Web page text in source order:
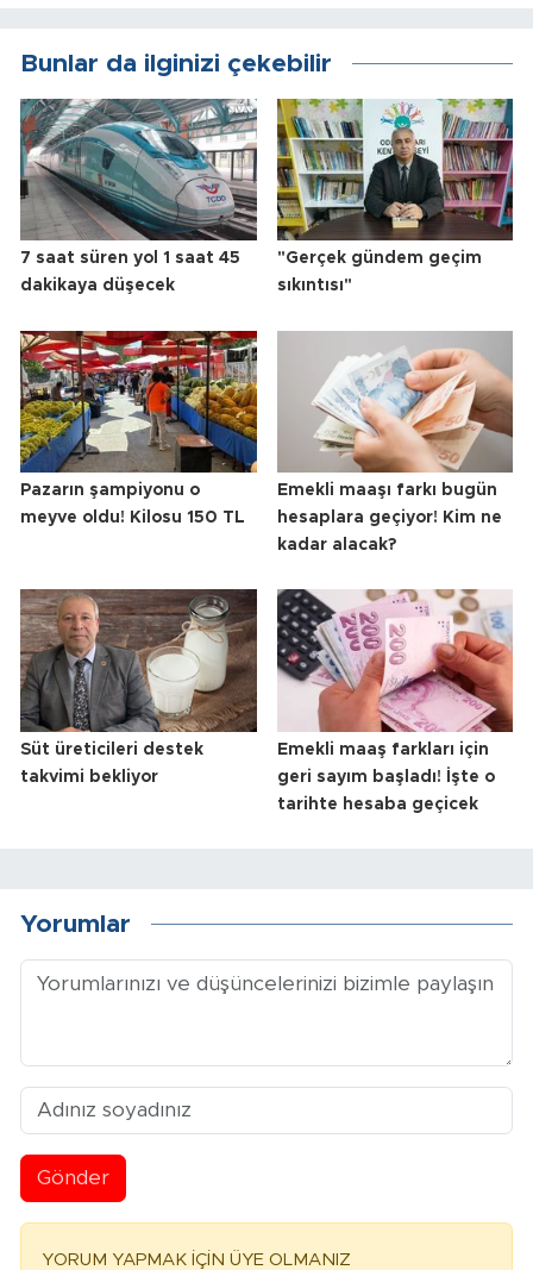
Bunlar da ilginizi çekebilir
7 saat süren yol 1 saat 45
dakikaya düşecek
"Gerçek gündem geçim
sıkıntısı"
Pazarın şampiyonu o
meyve oldu! Kilosu 150 TL
Emekli maaşı farkı bugün
hesaplara geçiyor! Kim ne
kadar alacak?
Süt üreticileri destek
takvimi bekliyor
Emekli maaş farkları için
geri sayım başladı! İşte o
tarihte hesaba geçicek
Yorumlar
Gönder
YORUM YAPMAK İÇİN ÜYE OLMANIZ